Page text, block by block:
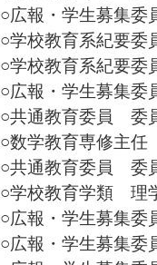
○広報・学生募集
○学校教育系紀要
○学校教育系紀要
○広報・学生募集
○共通教育委員 委
○数学教育専修主
○共通教育委員 委
○学校教育学類 理
○広報・学生募集
○広報・学生募集